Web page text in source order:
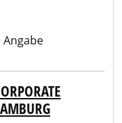
Angabe